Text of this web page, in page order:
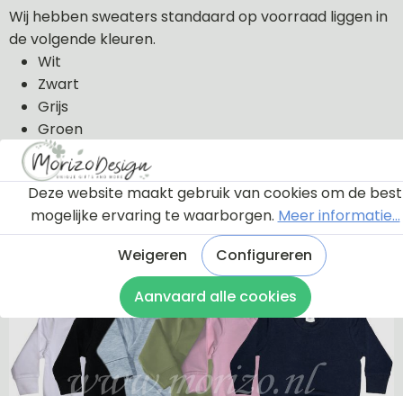
Wij hebben sweaters standaard op voorraad liggen in
de volgende kleuren.
Wit
Zwart
Grijs
Groen
Licht roze
Donker blauw
De sweaters kunnen wij in de volgende maten uit
voorraad leveren: 56, 62, 68, 74, 80, 86, 92, 98 en 104.
De sweaters zijn van 100% katoen gemaakt.
Deze website maakt gebruik van cookies om de best
mogelijke ervaring te waarborgen. Meer informatie...
Weigeren
Configureren
Aanvaard alle cookies